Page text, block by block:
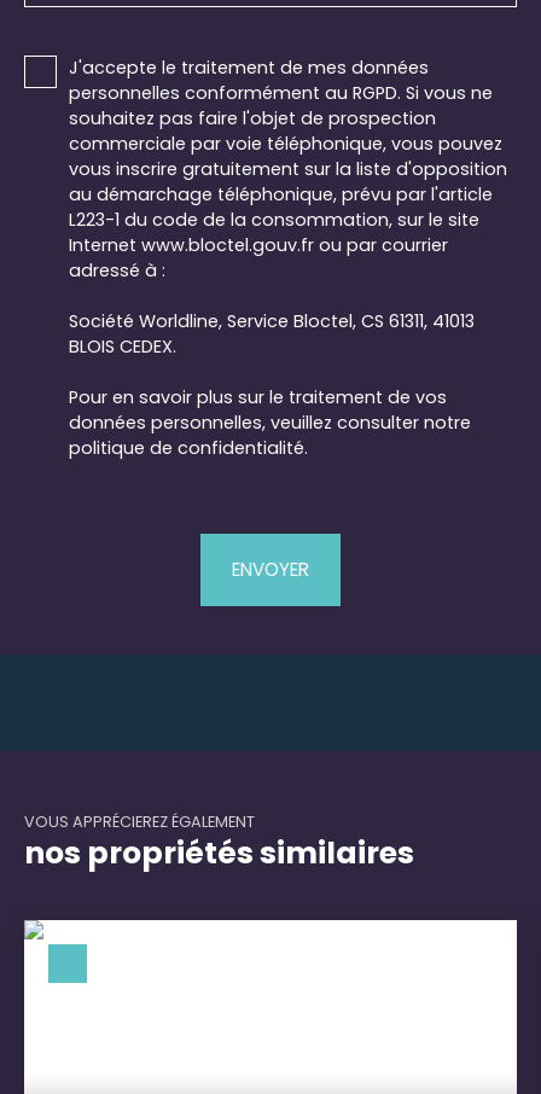
J'accepte le traitement de mes données
personnelles conformément au RGPD. Si vous ne
souhaitez pas faire l'objet de prospection
commerciale par voie téléphonique, vous pouvez
vous inscrire gratuitement sur la liste d'opposition
au démarchage téléphonique, prévu par l'article
L223-1 du code de la consommation, sur le site
Internet www.bloctel.gouv.fr ou par courrier
adressé à :
Société Worldline, Service Bloctel, CS 61311, 41013
BLOIS CEDEX.
Pour en savoir plus sur le traitement de vos
données personnelles, veuillez consulter notre
politique de confidentialité.
ENVOYER
VOUS APPRÉCIEREZ ÉGALEMENT
nos propriétés similaires